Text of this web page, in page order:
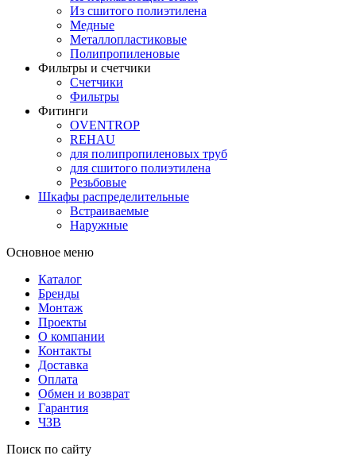
Из сшитого полиэтилена
Медные
Металлопластиковые
Полипропиленовые
Фильтры и счетчики
Счетчики
Фильтры
Фитинги
OVENTROP
REHAU
для полипропиленовых труб
для сшитого полиэтилена
Резьбовые
Шкафы распределительные
Встраиваемые
Наружные
Основное меню
Каталог
Бренды
Монтаж
Проекты
О компании
Контакты
Доставка
Оплата
Обмен и возврат
Гарантия
ЧЗВ
Поиск по сайту